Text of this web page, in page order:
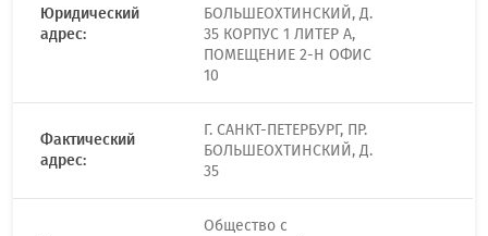
Юридический
адрес:
БОЛЬШЕОХТИНСКИЙ, Д.
35 КОРПУС 1 ЛИТЕР А,
ПОМЕЩЕНИЕ 2-Н ОФИС
10
Фактический
адрес:
Г. САНКТ-ПЕТЕРБУРГ, ПР.
БОЛЬШЕОХТИНСКИЙ, Д.
35
Общество с